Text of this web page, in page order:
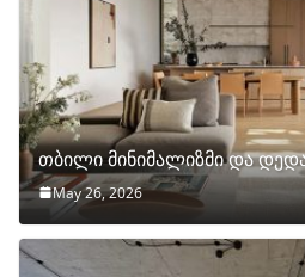
თბილი მინიმალიზმი და
May 26, 2026